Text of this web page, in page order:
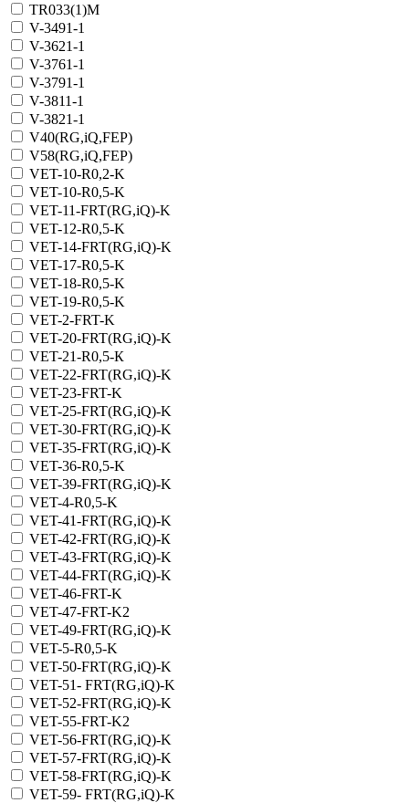
TR033(1)M
V-3491-1
V-3621-1
V-3761-1
V-3791-1
V-3811-1
V-3821-1
V40(RG,iQ,FEP)
V58(RG,iQ,FEP)
VET-10-R0,2-K
VET-10-R0,5-K
VET-11-FRT(RG,iQ)-K
VET-12-R0,5-K
VET-14-FRT(RG,iQ)-K
VET-17-R0,5-K
VET-18-R0,5-K
VET-19-R0,5-K
VET-2-FRT-K
VET-20-FRT(RG,iQ)-K
VET-21-R0,5-К
VET-22-FRT(RG,iQ)-K
VET-23-FRT-K
VET-25-FRT(RG,iQ)-K
VET-30-FRT(RG,iQ)-K
VET-35-FRT(RG,iQ)-K
VET-36-R0,5-K
VET-39-FRT(RG,iQ)-K
VET-4-R0,5-K
VET-41-FRT(RG,iQ)-K
VET-42-FRT(RG,iQ)-К
VET-43-FRT(RG,iQ)-K
VET-44-FRT(RG,iQ)-K
VET-46-FRT-K
VET-47-FRT-K2
VET-49-FRT(RG,iQ)-K
VET-5-R0,5-K
VET-50-FRT(RG,iQ)-K
VET-51- FRT(RG,iQ)-K
VET-52-FRT(RG,iQ)-K
VET-55-FRT-K2
VET-56-FRT(RG,iQ)-K
VET-57-FRT(RG,iQ)-K
VET-58-FRT(RG,iQ)-K
VET-59- FRT(RG,iQ)-K